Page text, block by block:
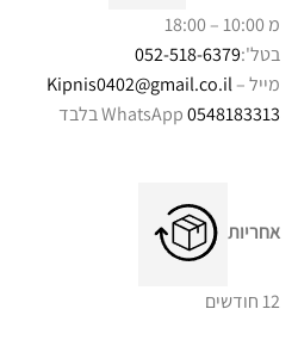
מ 10:00 – 18:00
בטל':052-518-6379
מייל –Kipnis0402@gmail.co.il
0548183313
אחריות
12 חודשים